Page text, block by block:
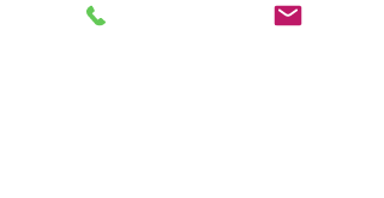
augmentation pourrait s'élever de